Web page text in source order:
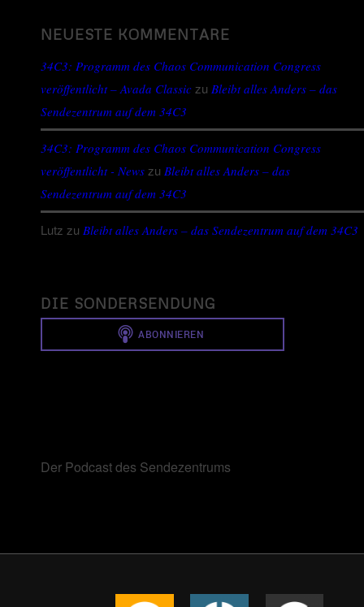
NEUESTE KOMMENTARE
34C3: Programm des Chaos Communication Congress
veröffentlicht – Avada Classic zu Bleibt alles Anders – das
Sendezentrum auf dem 34C3
34C3: Programm des Chaos Communication Congress
veröffentlicht - News zu Bleibt alles Anders – das
Sendezentrum auf dem 34C3
Lutz zu Bleibt alles Anders – das Sendezentrum auf dem 34C3
DIE SONDERSENDUNG
Der Podcast des Sendezentrums